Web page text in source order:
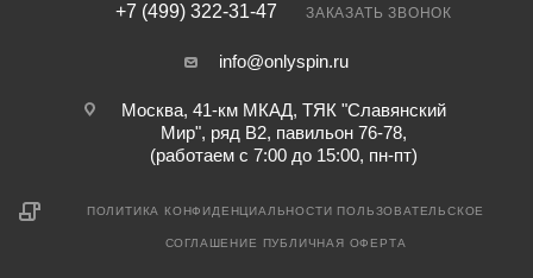
+7 (499) 322-31-47 ЗАКАЗАТЬ ЗВОНОК
info@onlyspin.ru
Москва, 41-км МКАД, ТЯК "Славянский
Мир", ряд В2, павильон 76-78,
(работаем с 7:00 до 15:00, пн-пт)
ПОЛИТИКА КОНФИДЕНЦИАЛЬНОСТИ ПОЛЬЗОВАТЕЛЬСКОЕ
СОГЛАШЕНИЕ ПУБЛИЧНАЯ ОФЕРТА